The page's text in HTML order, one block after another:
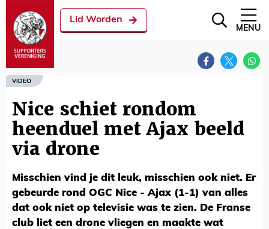
Lid Worden
MENU
VIDEO
Nice schiet rondom
heenduel met Ajax beeld
via drone
Misschien vind je dit leuk, misschien ook niet. Er
gebeurde rond OGC Nice - Ajax (1-1) van alles
dat ook niet op televisie was te zien. De Franse
club liet een drone vliegen en maakte wat